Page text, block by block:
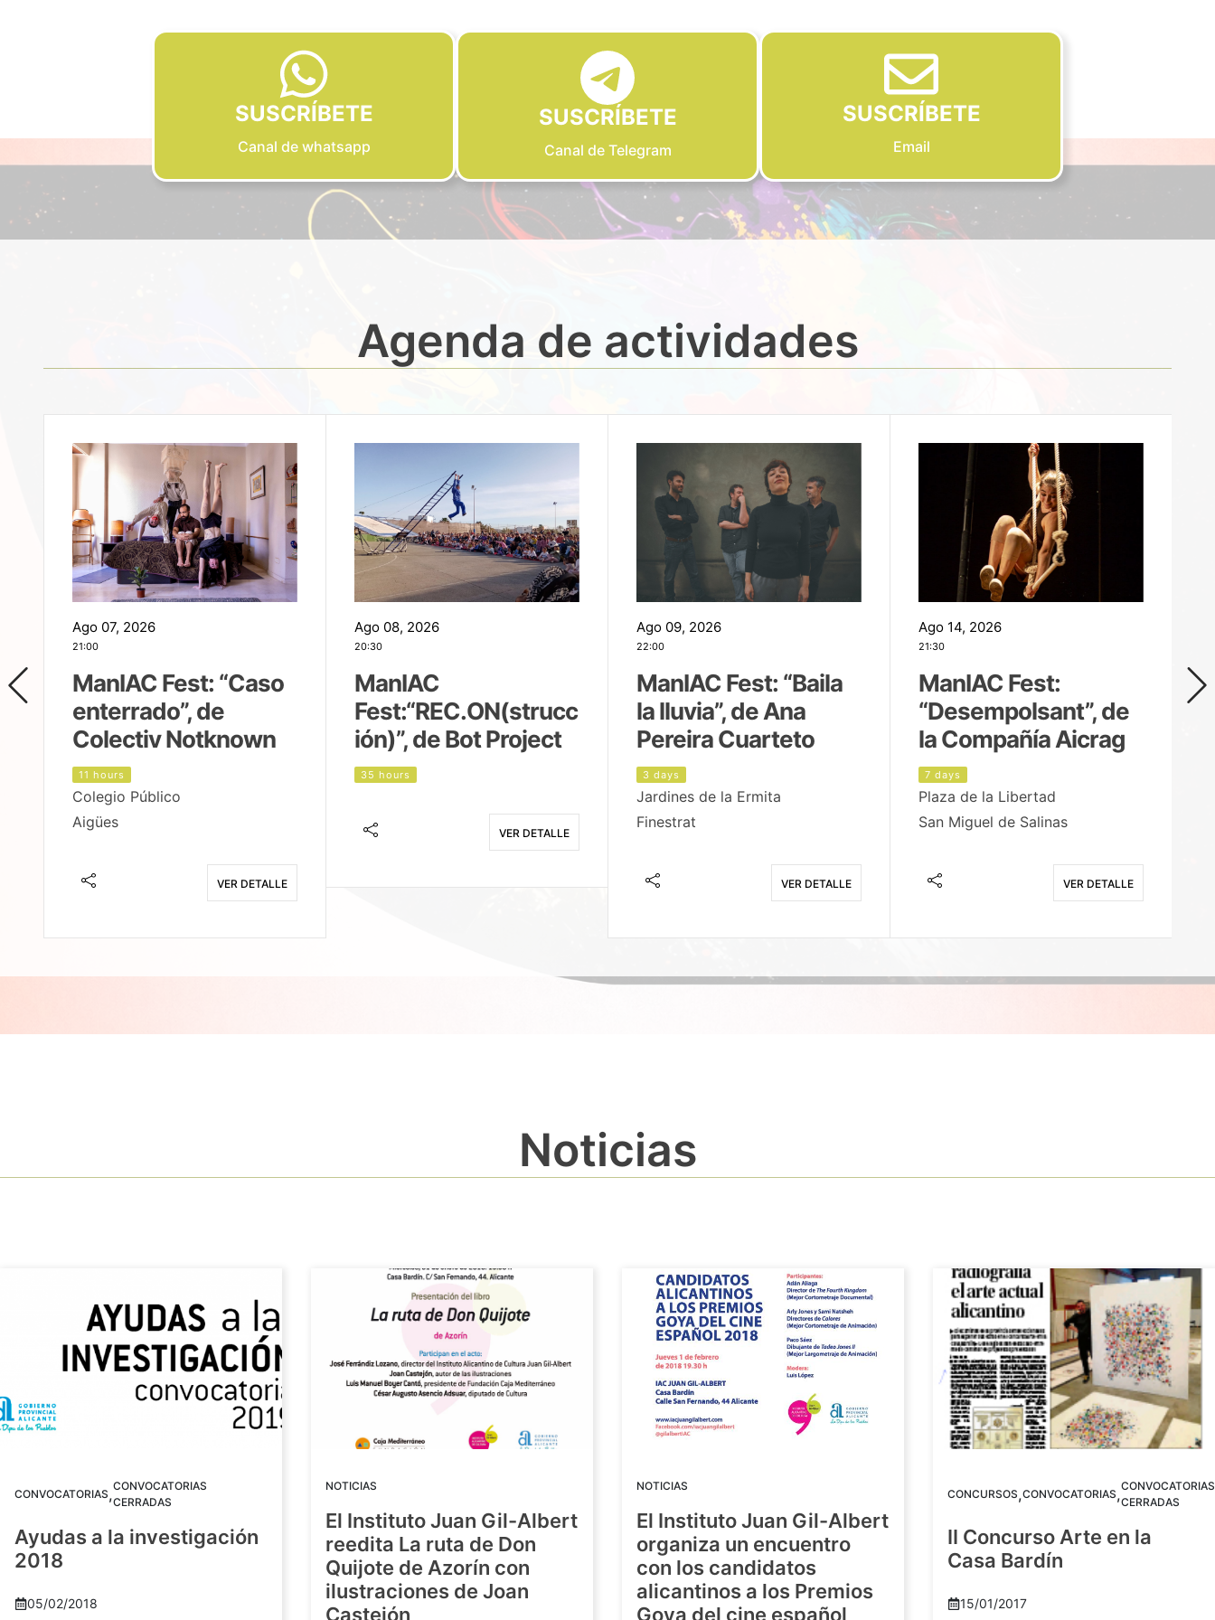
SUSCRÍBETE
Canal de whatsapp
SUSCRÍBETE
Canal de Telegram
SUSCRÍBETE
Email
Agenda de actividades
Ago 07, 2026
21:00
ManIAC Fest: “Caso
enterrado”, de
Colectiv Notknown
11 hours
Colegio Público
Aigües
VER DETALLE
Ago 08, 2026
20:30
ManIAC
Fest:“REC.ON(strucc
ión)”, de Bot Project
35 hours
VER DETALLE
Ago 09, 2026
22:00
ManIAC Fest: “Baila
la lluvia”, de Ana
Pereira Cuarteto
3 days
Jardines de la Ermita
Finestrat
VER DETALLE
Ago 14, 2026
21:30
ManIAC Fest:
“Desempolsant”, de
la Compañía Aicrag
7 days
Plaza de la Libertad
San Miguel de Salinas
VER DETALLE
Noticias
CONVOCATORIAS,CONVOCATORIAS
CERRADAS
Ayudas a la investigación
2018
05/02/2018
NOTICIAS
El Instituto Juan Gil-Albert
reedita La ruta de Don
Quijote de Azorín con
ilustraciones de Joan
Castejón
NOTICIAS
El Instituto Juan Gil-Albert
organiza un encuentro
con los candidatos
alicantinos a los Premios
Goya del cine español
CONCURSOS,CONVOCATORIAS,CONVOCATORIAS
CERRADAS
II Concurso Arte en la
Casa Bardín
15/01/2017